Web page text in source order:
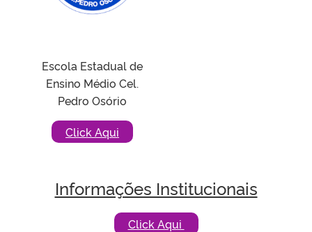
Escola Estadual de
Ensino Médio Cel.
Pedro Osório
Click Aqui
Informações Institucionais
Click Aqui